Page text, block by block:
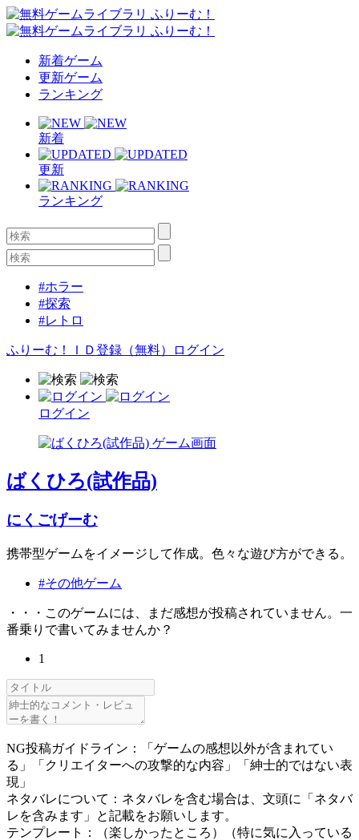
新着ゲーム
更新ゲーム
ランキング
新着
更新
ランキング
#ホラー
#探索
#レトロ
ふりーむ！ＩＤ登録（無料） ログイン
ログイン
ばくひろ(試作品)
にくごげーむ
携帯型ゲームをイメージして作成。色々な遊び方ができる。
#その他ゲーム
・・・このゲームには、まだ感想が投稿されていません。一
番乗りで書いてみませんか？
1
NG投稿ガイドライン：「ゲームの感想以外が含まれてい
る」「クリエイターへの攻撃的な内容」「紳士的ではない表
現」
ネタバレについて：ネタバレを含む場合は、文頭に「ネタバ
レを含みます」と記載をお願いします。
テンプレート：（楽しかったところ）（特に気に入っている